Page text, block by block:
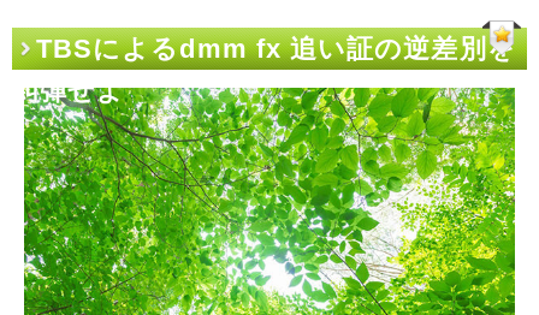
TBSによるdmm fx 追い証の逆差別を
糾弾せよ